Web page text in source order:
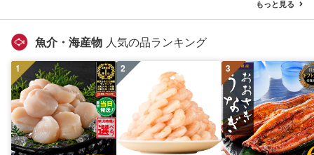
もっと見る
魚介・海産物 人気の品ランキング
1 2 3